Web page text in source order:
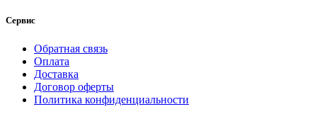
Сервис
Обратная связь
Оплата
Доставка
Договор оферты
Политика конфиденциальности